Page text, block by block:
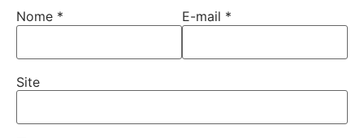
Nome * E-mail *
Site